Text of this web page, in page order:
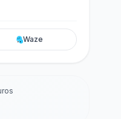
Waze